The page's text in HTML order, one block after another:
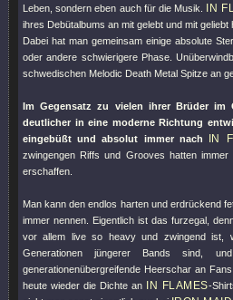
Leben, sondern eben auch für die Musik.
IN
ihres Debütalbums an mit gelebt und mit geliebt
Dabei hat man gemeinsam einige absolute
oder andere schwierigere Phase.
schwedischen Melodic Death Metal Spitze an
Im Gegensatz zu vielen ihrer Brüder
deutlicher in eine moderne Richtung
eingebüßt und absolut immer nach
IN
zwingengen Riffs und Grooves hatten
erschaffen.
Man kann den endlos harten und erdrückend
immer nennen. Eigentlich ist das furzegal,
vor allem live so heavy und zwingend ist,
Generationen jüngerer Bands sind,
generationenübergreifende Heerschar an
heute wieder die Dichte an
IN FLAMES-